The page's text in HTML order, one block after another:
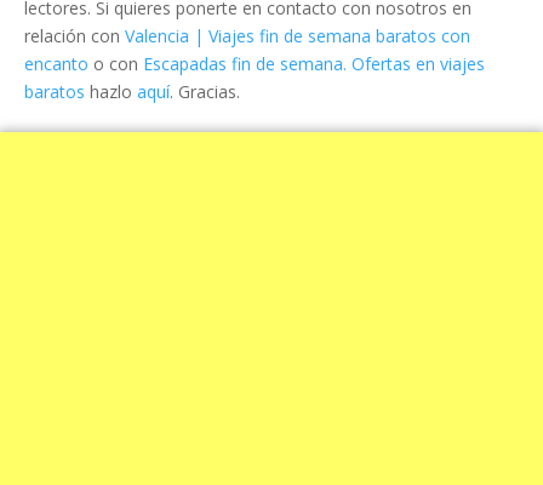
lectores. Si quieres ponerte en contacto con nosotros en
relación con Valencia | Viajes fin de semana baratos con
encanto o con Escapadas fin de semana. Ofertas en viajes
baratos hazlo aquí. Gracias.